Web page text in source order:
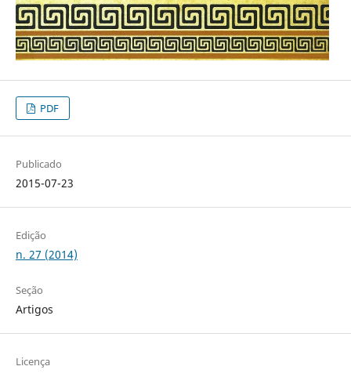
PDF
Publicado
2015-07-23
Edição
n. 27 (2014)
Seção
Artigos
Licença